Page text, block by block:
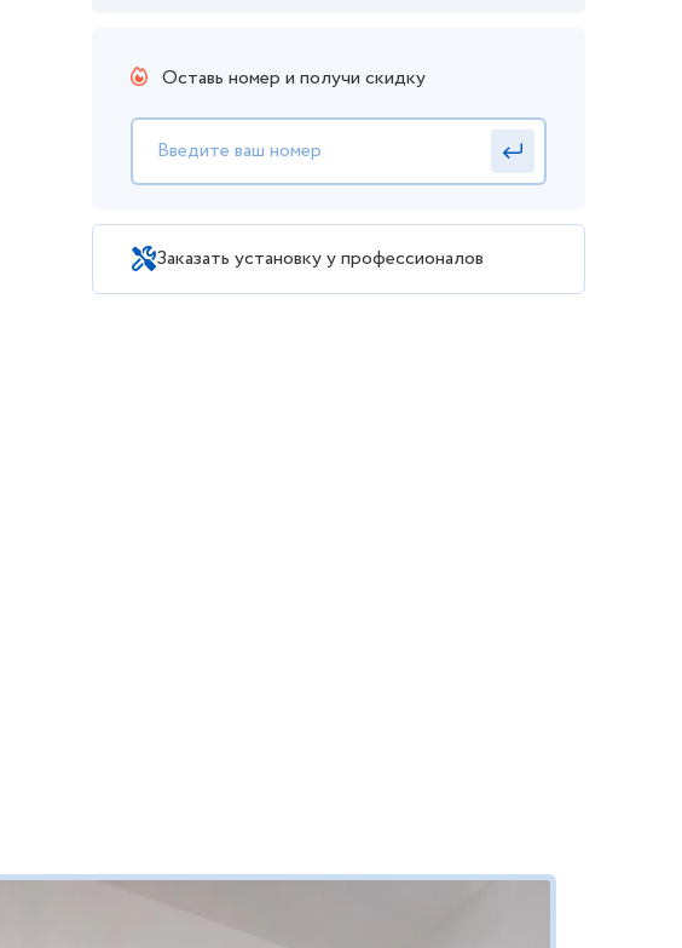
Оставь номер и получи скидку
Заказать установку у профессионалов